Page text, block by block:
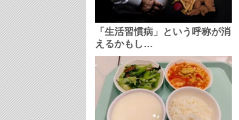
「生活習慣病」という呼称が消
えるかもし…